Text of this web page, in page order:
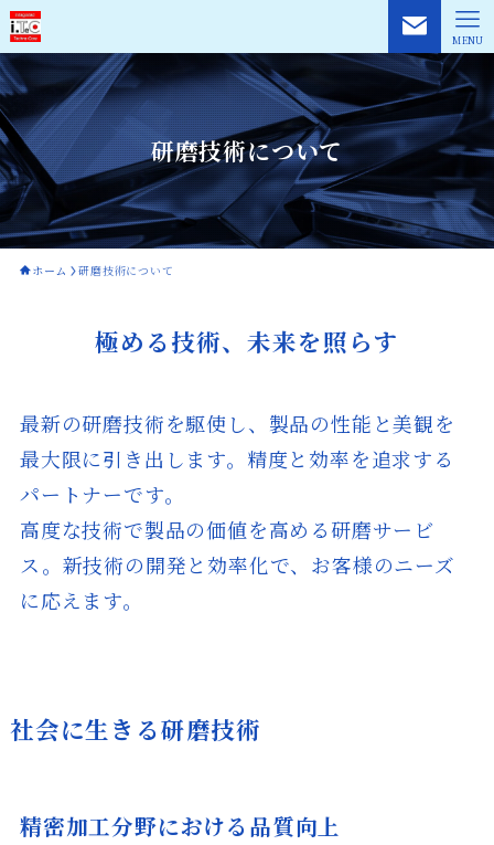
MENU
研磨技術について
ホーム 研磨技術について
極める技術、未来を照らす
最新の研磨技術を駆使し、製品の性能と美観を
最大限に引き出します。精度と効率を追求する
パートナーです。
高度な技術で製品の価値を高める研磨サービ
ス。新技術の開発と効率化で、お客様のニーズ
に応えます。
社会に生きる研磨技術
精密加工分野における品質向上